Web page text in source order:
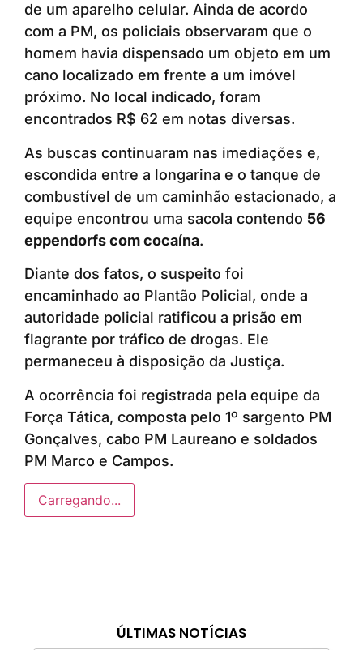
ÚLTIMAS NOTÍCIAS
de um aparelho celular. Ainda de acordo
com a PM, os policiais observaram que o
homem havia dispensado um objeto em um
cano localizado em frente a um imóvel
próximo. No local indicado, foram
encontrados R$ 62 em notas diversas.
As buscas continuaram nas imediações e,
escondida entre a longarina e o tanque de
combustível de um caminhão estacionado, a
equipe encontrou uma sacola contendo 56
eppendorfs com cocaína.
Diante dos fatos, o suspeito foi
encaminhado ao Plantão Policial, onde a
autoridade policial ratificou a prisão em
flagrante por tráfico de drogas. Ele
permaneceu à disposição da Justiça.
A ocorrência foi registrada pela equipe da
Força Tática, composta pelo 1º sargento PM
Gonçalves, cabo PM Laureano e soldados
PM Marco e Campos.
Carregando...